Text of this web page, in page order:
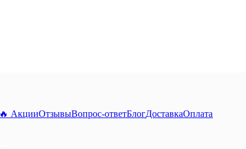
🔥 АкцииОтзывыВопрос-ответБлогДоставкаОплата